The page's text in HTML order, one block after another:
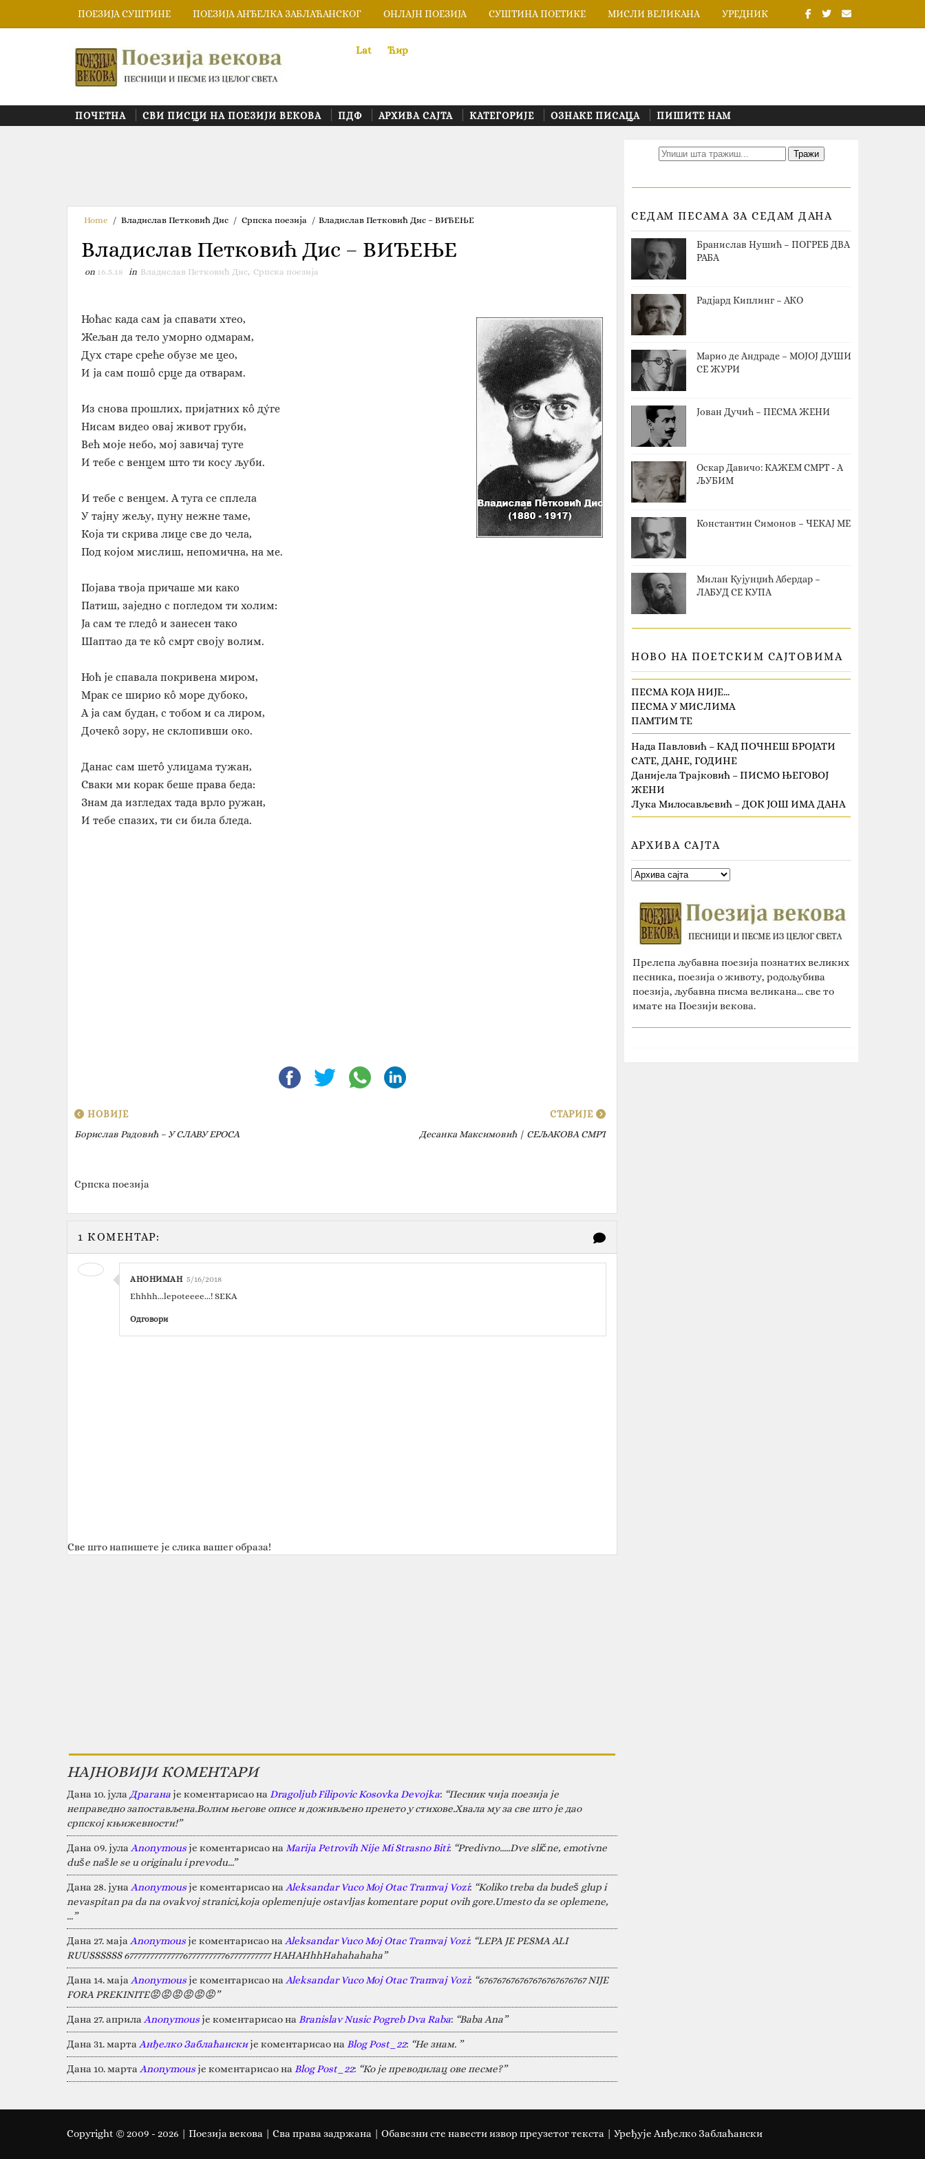
ПОЕЗИЈА СУШТИНЕ ПОЕЗИЈА АНЂЕЛКА ЗАБЛАЋАНСКОГ ОНЛАЈН ПОЕЗИЈА СУШТИНА ПОЕТИКЕ МИСЛИ ВЕЛИКАНА УРЕДНИК
Lat Ћир
ПОЧЕТНА СВИ ПИСЦИ НА ПОЕЗИЈИ ВЕКОВА ПДФ АРХИВА САЈТА КАТЕГОРИЈЕ ОЗНАКЕ ПИСАЦА ПИШИТЕ НАМ
Home / Владислав Петковић Дис / Српска поезија / Владислав Петковић Дис – ВИЂЕЊЕ
Владислав Петковић Дис – ВИЂЕЊЕ
on 16.5.18 in Владислав Петковић Дис, Српска поезија
Ноћас када сам ја спавати хтео,
Жељан да тело уморно одмарам,
Дух старе среће обузе ме цео,
И ја сам пошô срце да отварам.
Из снова прошлих, пријатних кô дýге
Нисам видео овај живот груби,
Већ моје небо, мој завичај туге
И тебе с венцем што ти косу љуби.
И тебе с венцем. А туга се сплела
У тајну жељу, пуну нежне таме,
Која ти скрива лице све до чела,
Под којом мислиш, непомична, на ме.
Појава твоја причаше ми како
Патиш, заједно с погледом ти холим:
Ја сам те гледô и занесен тако
Шаптао да те кô смрт своју волим.
Ноћ је спавала покривена миром,
Мрак се ширио кô море дубоко,
А ја сам будан, с тобом и са лиром,
Дочекô зору, не склопивши око.
Данас сам шетô улицама тужан,
Сваки ми корак беше права беда:
Знам да изгледах тада врло ружан,
И тебе спазих, ти си била бледа.
НОВИЈЕ
Борислав Радовић – У СЛАВУ ЕРОСА
СТАРИЈЕ
Десанка Максимовић | СЕЉАКОВА СМРТ
Српска поезија
1 КОМЕНТАР:
АНОНИМАН 5/16/2018
Ehhhh...lepoteeee...! SEKA
Одговори
Све што напишете је слика вашег образа!
НАЈНОВИЈИ КОМЕНТАРИ
Дана 10. јула Драгана је коментарисао на Dragoljub Filipovic Kosovka Devojka: “Песник чија поезија је
неправедно запостављена.Волим његове описе и доживљено пренето у стихове.Хвала му за све што је дао
српској књижевности!”
Дана 09. јула Anonymous је коментарисао на Marija Petrovih Nije Mi Strasno Biti: “Predivno.....Dve slične, emotivne
duše našle se u originalu i prevodu...”
Дана 28. јуна Anonymous је коментарисао на Aleksandar Vuco Moj Otac Tramvaj Vozi: “Koliko treba da budeš glup i
nevaspitan pa da na ovakvoj stranici,koja oplemenjuje ostavljas komentare poput ovih gore.Umesto da se oplemene,
…”
Дана 27. маја Anonymous је коментарисао на Aleksandar Vuco Moj Otac Tramvaj Vozi: “LEPA JE PESMA ALI
RUUSSSSSS 67777777777777677777777767777777777 HAHAHhhHahahahaha”
Дана 14. маја Anonymous је коментарисао на Aleksandar Vuco Moj Otac Tramvaj Vozi: “676767676767676767676767 NIJE
FORA PREKINITE😡😡😡😡😡😡”
Дана 27. априла Anonymous је коментарисао на Branislav Nusic Pogreb Dva Raba: “Baba Ana”
Дана 31. марта Анђелко Заблаћанскије коментарисао на Blog Post_22: “Не знам. ”
Дана 10. марта Anonymous је коментарисао на Blog Post_22: “Ко је преводилац ове песме?”
СЕДАМ ПЕСАМА ЗА СЕДАМ ДАНА
Бранислав Нушић – ПОГРЕБ ДВА
РАБА
Радјард Киплинг – АКО
Марио де Андраде – МОЈОЈ ДУШИ
СЕ ЖУРИ
Јован Дучић – ПЕСМА ЖЕНИ
Оскар Давичо‎: КАЖЕМ СМРТ - А
ЉУБИМ
Константин Симонов – ЧЕКАЈ МЕ
Милан Кујунџић Абердар –
ЛАБУД СЕ КУПА
НОВО НА ПОЕТСКИМ САЈТОВИМА
ПЕСМА КОЈА НИЈЕ…
ПЕСМА У МИСЛИМА
ПАМТИМ ТЕ
Нада Павловић – КАД ПОЧНЕШ БРОЈАТИ
САТЕ, ДАНЕ, ГОДИНЕ
Данијела Трајковић – ПИСМО ЊЕГОВОЈ
ЖЕНИ
Лука Милосављевић – ДОК ЈОШ ИМА ДАНА
АРХИВА САЈТА
Прелепа љубавна поезија познатих великих
песника, поезија о животу, родољубива
поезија, љубавна писма великана... све то
имате на Поезији векова.
Copyright © 2009 - 2026 | Поезија векова | Сва права задржана | Oбавезни сте навести извор преузетог текста | Уређује Анђелко Заблаћански